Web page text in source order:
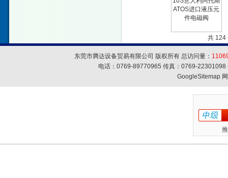
共 124
东莞市腾达设备贸易有限公司 版权所有 总访问量：
电话：0769-89770965 传真：0769-
GoogleSitemap网